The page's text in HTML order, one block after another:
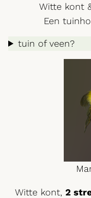
Witte kont
Een
tuin of veen?
Witte kont, 2